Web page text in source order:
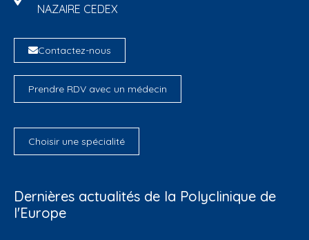
NAZAIRE CEDEX
Contactez-nous
Prendre RDV avec un médecin
Choisir une spécialité
Dernières actualités de la Polyclinique de
l'Europe